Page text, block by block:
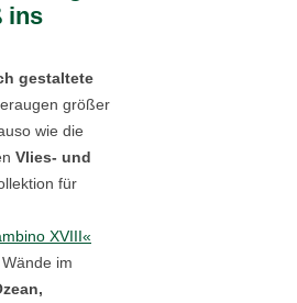
ins
gestaltete
größer
wie die
Vlies- und
für
XVIII«
im